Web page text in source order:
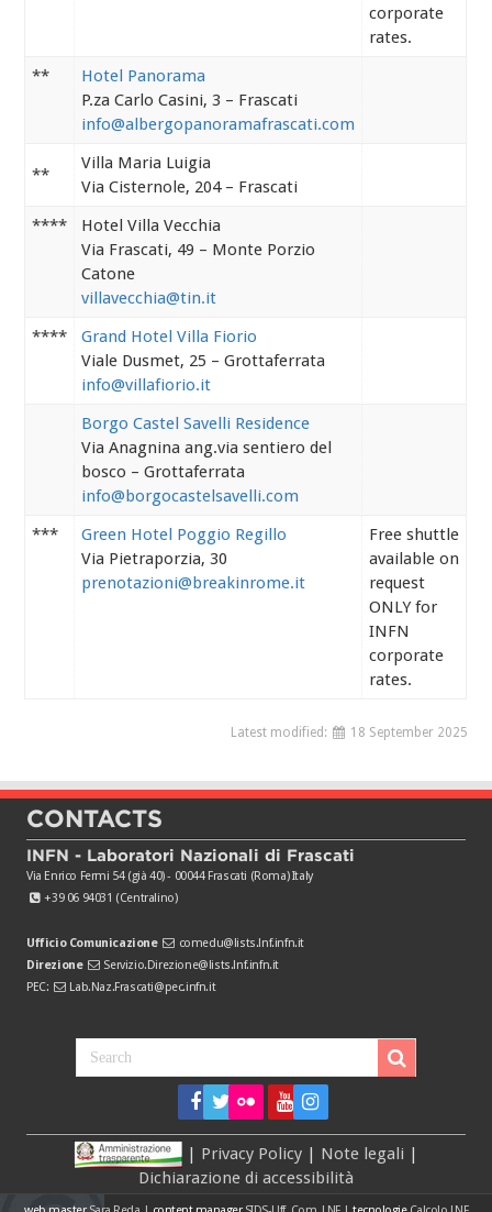
corporate
rates.
**
Hotel Panorama
P.za Carlo Casini, 3 – Frascati
info@albergopanoramafrascati.com
**
Villa Maria Luigia
Via Cisternole, 204 – Frascati
****
Hotel Villa Vecchia
Via Frascati, 49 – Monte Porzio
Catone
villavecchia@tin.it
****
Grand Hotel Villa Fiorio
Viale Dusmet, 25 – Grottaferrata
info@villafiorio.it
Borgo Castel Savelli Residence
Via Anagnina ang.via sentiero del
bosco – Grottaferrata
info@borgocastelsavelli.com
***
Green Hotel Poggio Regillo
Via Pietraporzia, 30
prenotazioni@breakinrome.it
Free shuttle
available on
request
ONLY for
INFN
corporate
rates.
Latest modified: 18 September 2025
CONTACTS
INFN - Laboratori Nazionali di Frascati
Via Enrico Fermi 54 (già 40) - 00044 Frascati (Roma) Italy
+39 06 94031 (Centralino)
Ufficio Comunicazione
comedu@lists.lnf.infn.it
Direzione
Servizio.Direzione@lists.lnf.infn.it
PEC:
Lab.Naz.Frascati@pec.infn.it
| Privacy Policy| Note legali |
Dichiarazione di accessibilità